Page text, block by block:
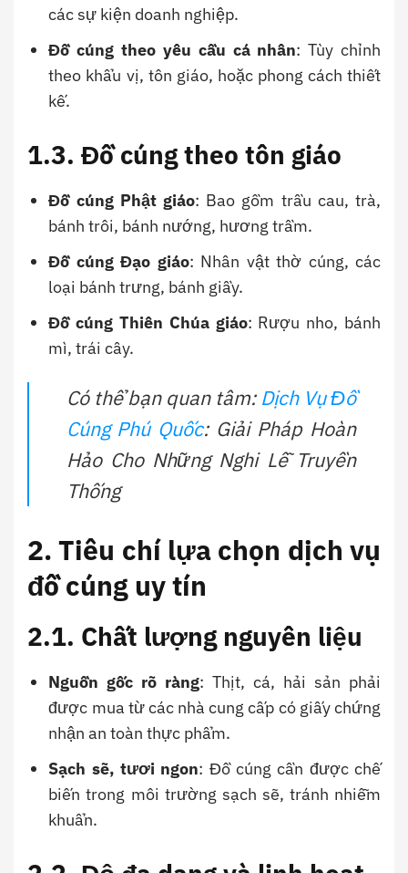
các sự kiện doanh nghiệp.
Đồ cúng theo yêu cầu cá nhân: Tùy chỉnh
theo khẩu vị, tôn giáo, hoặc phong cách thiết
kế.
1.3. Đồ cúng theo tôn giáo
Đồ cúng Phật giáo: Bao gồm trầu cau, trà,
bánh trôi, bánh nướng, hương trầm.
Đồ cúng Đạo giáo: Nhân vật thờ cúng, các
loại bánh trưng, bánh giầy.
Đồ cúng Thiên Chúa giáo: Rượu nho, bánh
mì, trái cây.
Có thể bạn quan tâm: Dịch Vụ Đồ
Cúng Phú Quốc: Giải Pháp Hoàn
Hảo Cho Những Nghi Lễ Truyền
Thống
2. Tiêu chí lựa chọn dịch vụ
đồ cúng uy tín
2.1. Chất lượng nguyên liệu
Nguồn gốc rõ ràng: Thịt, cá, hải sản phải
được mua từ các nhà cung cấp có giấy chứng
nhận an toàn thực phẩm.
Sạch sẽ, tươi ngon: Đồ cúng cần được chế
biến trong môi trường sạch sẽ, tránh nhiễm
khuẩn.